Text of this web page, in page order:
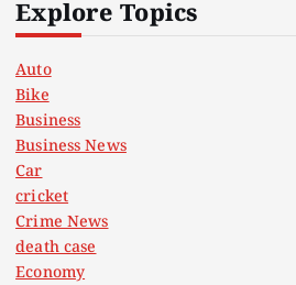
Explore Topics
Auto
Bike
Business
Business News
Car
cricket
Crime News
death case
Economy